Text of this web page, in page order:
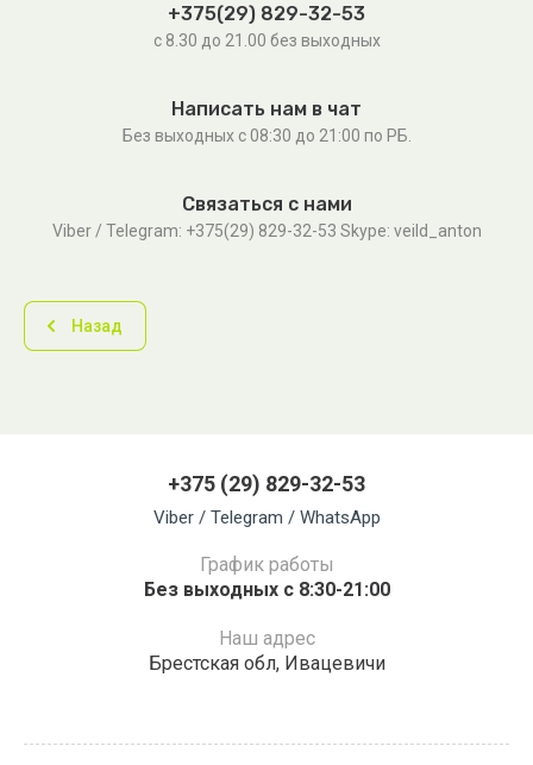
+375(29) 829-32-53
с 8.30 до 21.00 без выходных
Написать нам в чат
Без выходных c 08:30 до 21:00 по РБ.
Связаться с нами
Viber / Telegram: +375(29) 829-32-53 Skype: veild_anton
Назад
+375 (29) 829-32-53
Viber / Telegram / WhatsApp
График работы
Без выходных с 8:30-21:00
Наш адрес
Брестская обл, Ивацевичи